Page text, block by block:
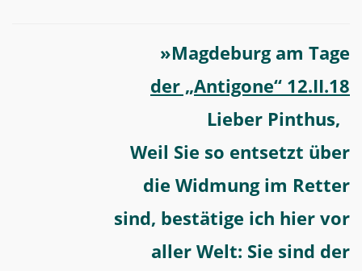
»Magdeburg am Tage
der „Antigone“ 12.II.18
Lieber Pinthus,
Weil Sie so entsetzt über
die Widmung im Retter
sind, bestätige ich hier vor
aller Welt: Sie sind der